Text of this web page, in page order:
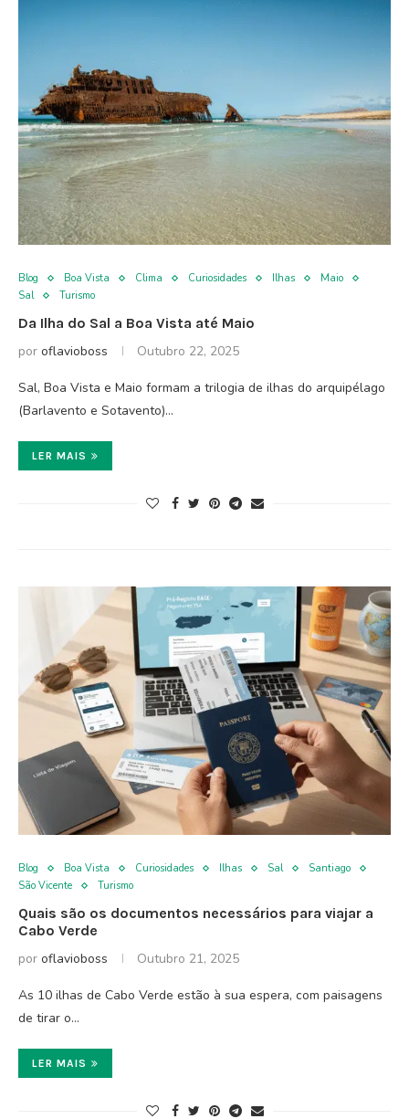
Blog Boa Vista Clima Curiosidades Ilhas
Maio
Sal
Turismo
Da Ilha do Sal a Boa Vista até Maio
por oflavioboss Outubro 22, 2025
Sal, Boa Vista e Maio formam a trilogia de ilhas do arquipélago
(Barlavento e Sotavento)…
LER MAIS
Blog Boa Vista Curiosidades Ilhas Sal
Santiago
São Vicente
Turismo
Quais são os documentos necessários para viajar a
Cabo Verde
por oflavioboss Outubro 21, 2025
As 10 ilhas de Cabo Verde estão à sua espera, com paisagens
de tirar o…
LER MAIS